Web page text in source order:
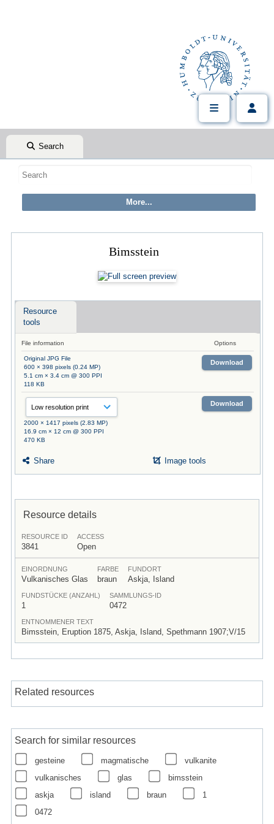
Search
Bimsstein
Resource
tools
File information Options
Original JPG File
600 × 398 pixels (0.24 MP)
5.1 cm × 3.4 cm @ 300 PPI
118 KB
Download
2000 × 1417 pixels (2.83 MP)
16.9 cm × 12 cm @ 300 PPI
470 KB
Download
Share Image tools
Resource details
RESOURCE ID
3841
ACCESS
Open
EINORDNUNG
Vulkanisches Glas
FARBE
braun
FUNDORT
Askja, Island
FUNDSTÜCKE (ANZAHL)
1
SAMMLUNGS-ID
0472
ENTNOMMENER TEXT
Bimsstein, Eruption 1875, Askja, Island, Spethmann 1907;V/15
Related resources
Search for similar resources
gesteine magmatische
vulkanite
vulkanisches
glas
bimsstein
askja
island braun
1
0472